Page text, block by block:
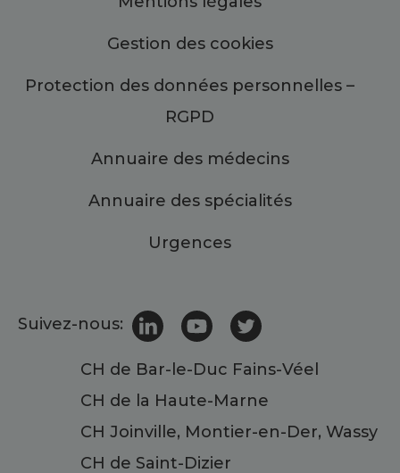
Gestion des cookies
Protection des données personnelles –
RGPD
Annuaire des médecins
Annuaire des spécialités
Urgences
Suivez-nous:
CH de Bar-le-Duc Fains-Véel
CH de la Haute-Marne
CH Joinville, Montier-en-Der, Wassy
CH de Saint-Dizier